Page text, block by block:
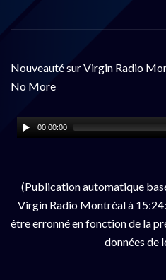
Nouveauté sur Virgin Radio
No More
00:00:00
(Publication automatique
Virgin Radio Montréal à
être erronné en fonction de la
données de